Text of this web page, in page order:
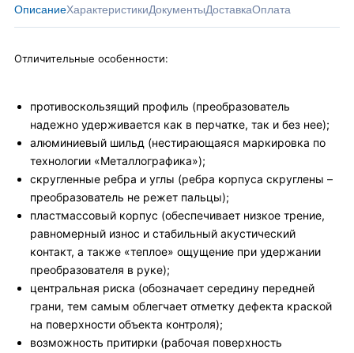
ОписаниеХарактеристикиДокументыДоставкаОплата
Отличительные особенности:
противоскользящий профиль (преобразователь
надежно удерживается как в перчатке, так и без нее);
алюминиевый шильд (нестирающаяся маркировка по
технологии «Металлографика»);
скругленные ребра и углы (ребра корпуса скруглены –
преобразователь не режет пальцы);
пластмассовый корпус (обеспечивает низкое трение,
равномерный износ и стабильный акустический
контакт, а также «теплое» ощущение при удержании
преобразователя в руке);
центральная риска (обозначает середину передней
грани, тем самым облегчает отметку дефекта краской
на поверхности объекта контроля);
возможность притирки (рабочая поверхность